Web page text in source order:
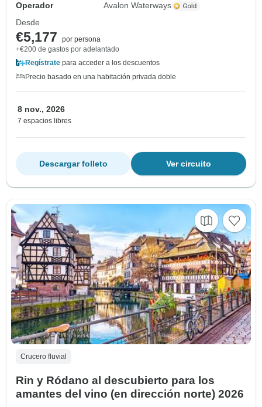
Operador
Avalon Waterways
Desde
€5,177
por persona
+€200 de gastos por adelantado
Regístrate para acceder a los descuentos
Precio basado en una habitación privada doble
8 nov., 2026
7 espacios libres
Ver circuito
Descargar folleto
Crucero fluvial
Rin y Ródano al descubierto para los
amantes del vino (en dirección norte) 2026